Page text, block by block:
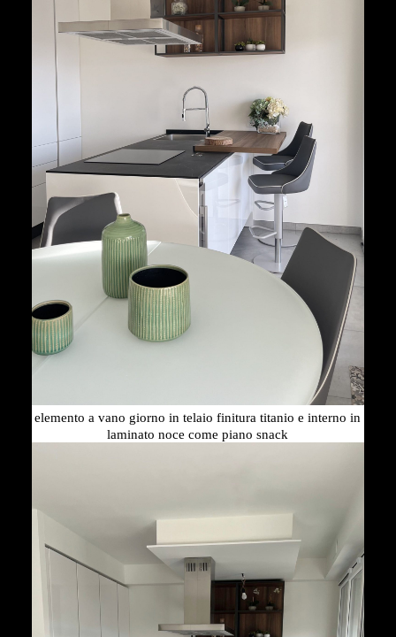
elemento a vano giorno in telaio finitura titanio e interno in
laminato noce come piano snack